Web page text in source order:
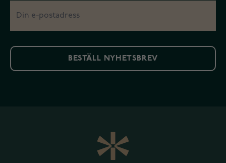
BESTÄLL NYHETSBREV